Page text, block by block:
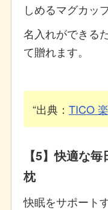
しめるマグカッ
名入れができる
て贈れます。
出典： TICO
【5】快適な
枕
快眠をサポート